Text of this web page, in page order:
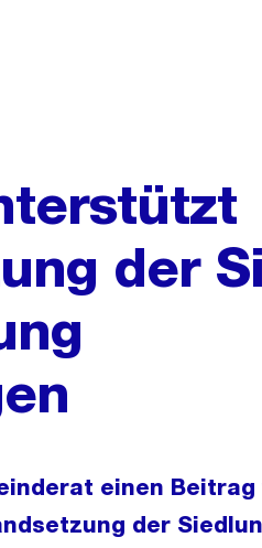
der
einen Beitrag
der